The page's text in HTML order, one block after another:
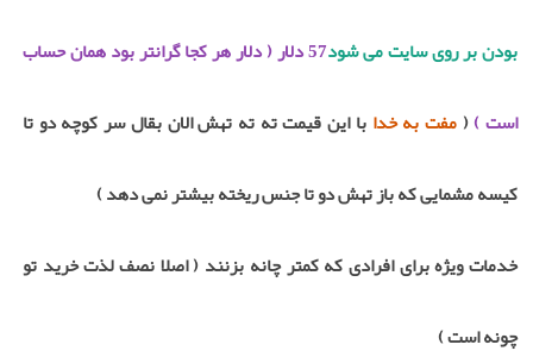
بودن بر روی سایت می شود 57 دلار ( دلار هر کجا گرانتر بود همان حساب
است )(مفت به خدا با این قیمت ته ته تهش الان بقال سر کوچه دو تا
کیسه مشمایی که باز تهش دو تا جنس ریخته بیشتر نمی دهد )
خدمات ویژه برای افرادی که کمتر چانه بزنند ( اصلا نصف لذت خرید تو
چونه است )